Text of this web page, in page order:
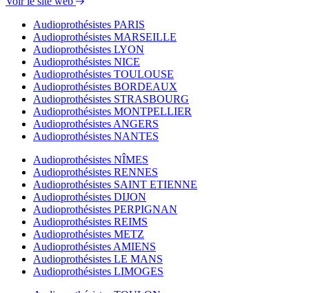
Audioprothésistes PARIS
Audioprothésistes MARSEILLE
Audioprothésistes LYON
Audioprothésistes NICE
Audioprothésistes TOULOUSE
Audioprothésistes BORDEAUX
Audioprothésistes STRASBOURG
Audioprothésistes MONTPELLIER
Audioprothésistes ANGERS
Audioprothésistes NANTES
Audioprothésistes NÎMES
Audioprothésistes RENNES
Audioprothésistes SAINT ETIENNE
Audioprothésistes DIJON
Audioprothésistes PERPIGNAN
Audioprothésistes REIMS
Audioprothésistes METZ
Audioprothésistes AMIENS
Audioprothésistes LE MANS
Audioprothésistes LIMOGES